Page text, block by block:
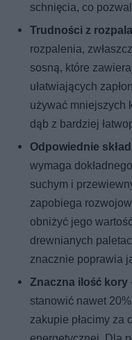
schnięcia, co
Trudności z
rozpalenia,
sosną, które
ułatwiających
używać mniejszych
dąb z bardziej
Odpowiednie
wymaga
suchym i
zapobiega
obniżyć jego
drewnianych
znacznie poprawia
Znaczna ilość kory
stanowić nawet
zakupie płacimy za